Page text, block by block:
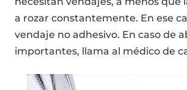
a rozar constantemente. En ese
vendaje no adhesivo. En caso de
importantes, llama al médico de